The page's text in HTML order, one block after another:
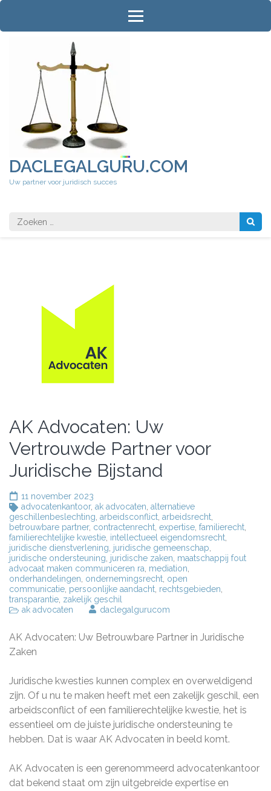
Ga
inhoud
DACLEGALGURU.COM
Uw partner voor juridisch succes
Zoeken
naar:
AK Advocaten: Uw
Vertrouwde Partner voor
Juridische Bijstand
11 november 2023
advocatenkantoor, ak advocaten alternatieve
geschillenbeslechting arbeidsconflict arbeidsrecht
betrouwbare partner, contractenrecht expertise familierecht
familierechtelijke kwestie intellectueel eigendomsrecht
juridische dienstverlening juridische gemeenschap
juridische ondersteuning juridische zaken maatschappij fout
advocaat maken communiceren ra mediation
onderhandelingen ondernemingsrecht open
communicatie persoonlijke aandacht rechtsgebieden
transparantie zakelijk geschil
ak advocaten
daclegalgurucom
AK Advocaten: Uw Betrouwbare Partner in Juridische
Zaken
Juridische kwesties kunnen complex en overweldigend
zijn. Of u nu te maken heeft met een zakelijk geschil, een
arbeidsconflict of een familierechtelijke kwestie, het is
essentieel om de juiste juridische ondersteuning te
hebben. Dat is waar AK Advocaten in beeld komt.
AK Advocaten is een gerenommeerd advocatenkantoor
dat bekend staat om zijn uitgebreide expertise en